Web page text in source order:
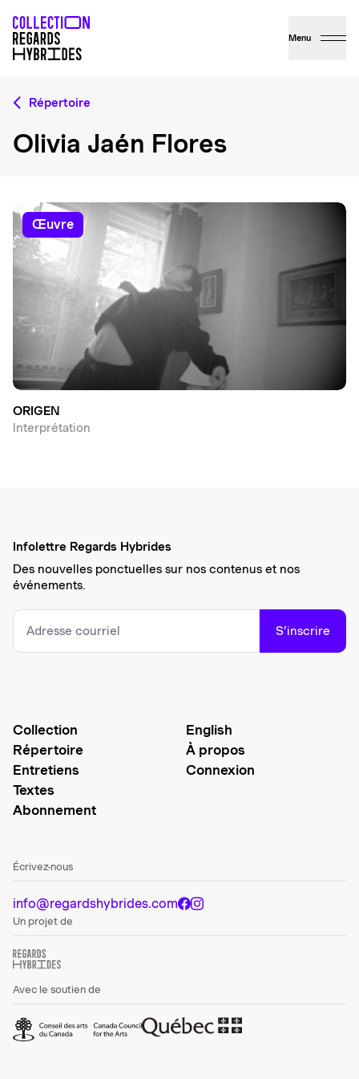
Menu
Répertoire
Olivia Jaén Flores
œuvre
ORIGEN
Interprétation
Infolettre Regards Hybrides
Des nouvelles ponctuelles sur nos contenus et nos
événements.
S’inscrire
Collection
Répertoire
Entretiens
Textes
Abonnement
English
À propos
Connexion
Écrivez-nous
info@regardshybrides.com
Un projet de
Avec le soutien de